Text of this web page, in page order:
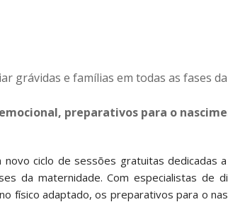
preparativos para o
ciclo de sessões gratuitas dedicadas
da maternidade. Com especialistas de
físico adaptado, os preparativos para o